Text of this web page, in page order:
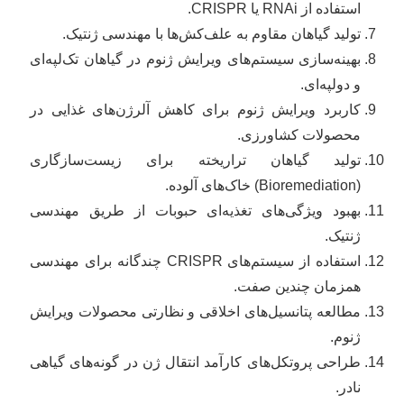
استفاده از RNAi یا CRISPR.
تولید گیاهان مقاوم به علف‌کش‌ها با مهندسی ژنتیک.
بهینه‌سازی سیستم‌های ویرایش ژنوم در گیاهان تک‌لپه‌ای
و دولپه‌ای.
کاربرد ویرایش ژنوم برای کاهش آلرژن‌های غذایی در
محصولات کشاورزی.
تولید گیاهان تراریخته برای زیست‌سازگاری
(Bioremediation) خاک‌های آلوده.
بهبود ویژگی‌های تغذیه‌ای حبوبات از طریق مهندسی
ژنتیک.
استفاده از سیستم‌های CRISPR چندگانه برای مهندسی
همزمان چندین صفت.
مطالعه پتانسیل‌های اخلاقی و نظارتی محصولات ویرایش
ژنوم.
طراحی پروتکل‌های کارآمد انتقال ژن در گونه‌های گیاهی
نادر.